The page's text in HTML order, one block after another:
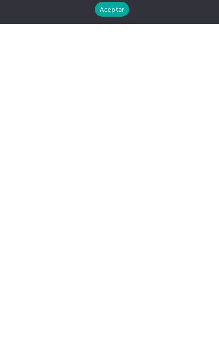
Aceptar